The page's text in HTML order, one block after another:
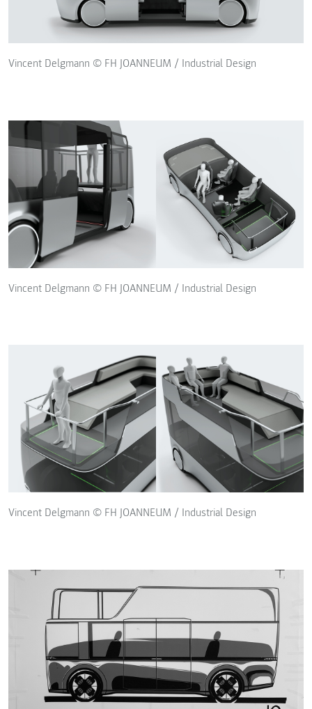
Vincent Delgmann © FH JOANNEUM / Industrial Design
Vincent Delgmann © FH JOANNEUM / Industrial Design
Vincent Delgmann © FH JOANNEUM / Industrial Design